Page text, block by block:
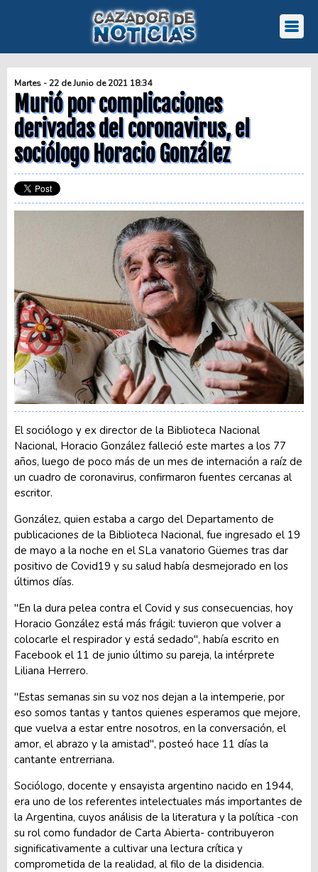
Martes - 22 de Junio de 2021 18:34
Murió por complicaciones
derivadas del coronavirus, el
sociólogo Horacio González
El sociólogo y ex director de la Biblioteca Nacional
Nacional, Horacio González falleció este martes a los 77
años, luego de poco más de un mes de internación a raíz de
un cuadro de coronavirus, confirmaron fuentes cercanas al
escritor.
González, quien estaba a cargo del Departamento de
publicaciones de la Biblioteca Nacional, fue ingresado el 19
de mayo a la noche en el SLa vanatorio Güemes tras dar
positivo de Covid19 y su salud había desmejorado en los
últimos días.
"En la dura pelea contra el Covid y sus consecuencias, hoy
Horacio González está más frágil: tuvieron que volver a
colocarle el respirador y está sedado", había escrito en
Facebook el 11 de junio último su pareja, la intérprete
Liliana Herrero.
"Estas semanas sin su voz nos dejan a la intemperie, por
eso somos tantas y tantos quienes esperamos que mejore,
que vuelva a estar entre nosotros, en la conversación, el
amor, el abrazo y la amistad", posteó hace 11 días la
cantante entrerriana.
Sociólogo, docente y ensayista argentino nacido en 1944,
era uno de los referentes intelectuales más importantes de
la Argentina, cuyos análisis de la literatura y la política -con
su rol como fundador de Carta Abierta- contribuyeron
significativamente a cultivar una lectura crítica y
comprometida de la realidad, al filo de la disidencia.